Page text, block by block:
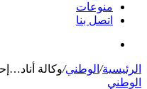
منوعات
اتصل بنا
الرئيسية/ الوطني/وكالة
الوطني